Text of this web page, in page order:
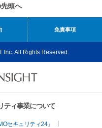
頭へ
免責事項
Inc. All Rights Reserved.
ティ事業について
セキュリティ24」